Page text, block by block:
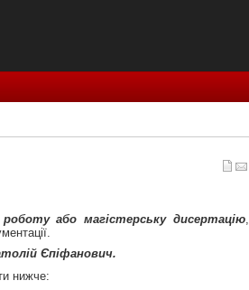
або магістерську дисертацію,
Єпіфанович.
нижче: